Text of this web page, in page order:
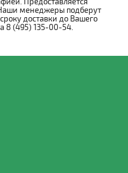
менеджеры подберут
доставки до Вашего
8 (495) 135-00-54.